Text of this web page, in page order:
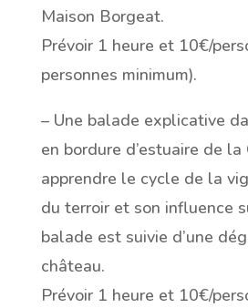
Maison Borgeat.
Prévoir 1 heure et 10€/
personnes minimum).
– Une balade explicative
en bordure d’estuaire de la
apprendre le cycle de la
du terroir et son influence
balade est suivie d’une
château.
Prévoir 1 heure et 10€/